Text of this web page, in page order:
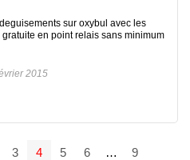
sur oxybul avec les
en point relais sans minimum
2015
3 4 5 6 … 9